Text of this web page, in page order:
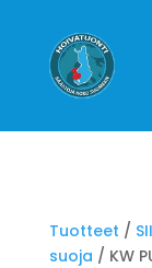
Tuotteet /
suoja / KW